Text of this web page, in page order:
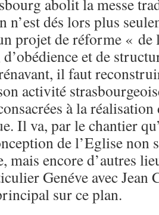
abolit la messe
n’est dés lors plus
projet de réforme «
et de
il faut
activité
à la
Il va, par le chantier
de l’Eglise non
mais encore d’autres
Genéve avec Jean
sur ce plan.